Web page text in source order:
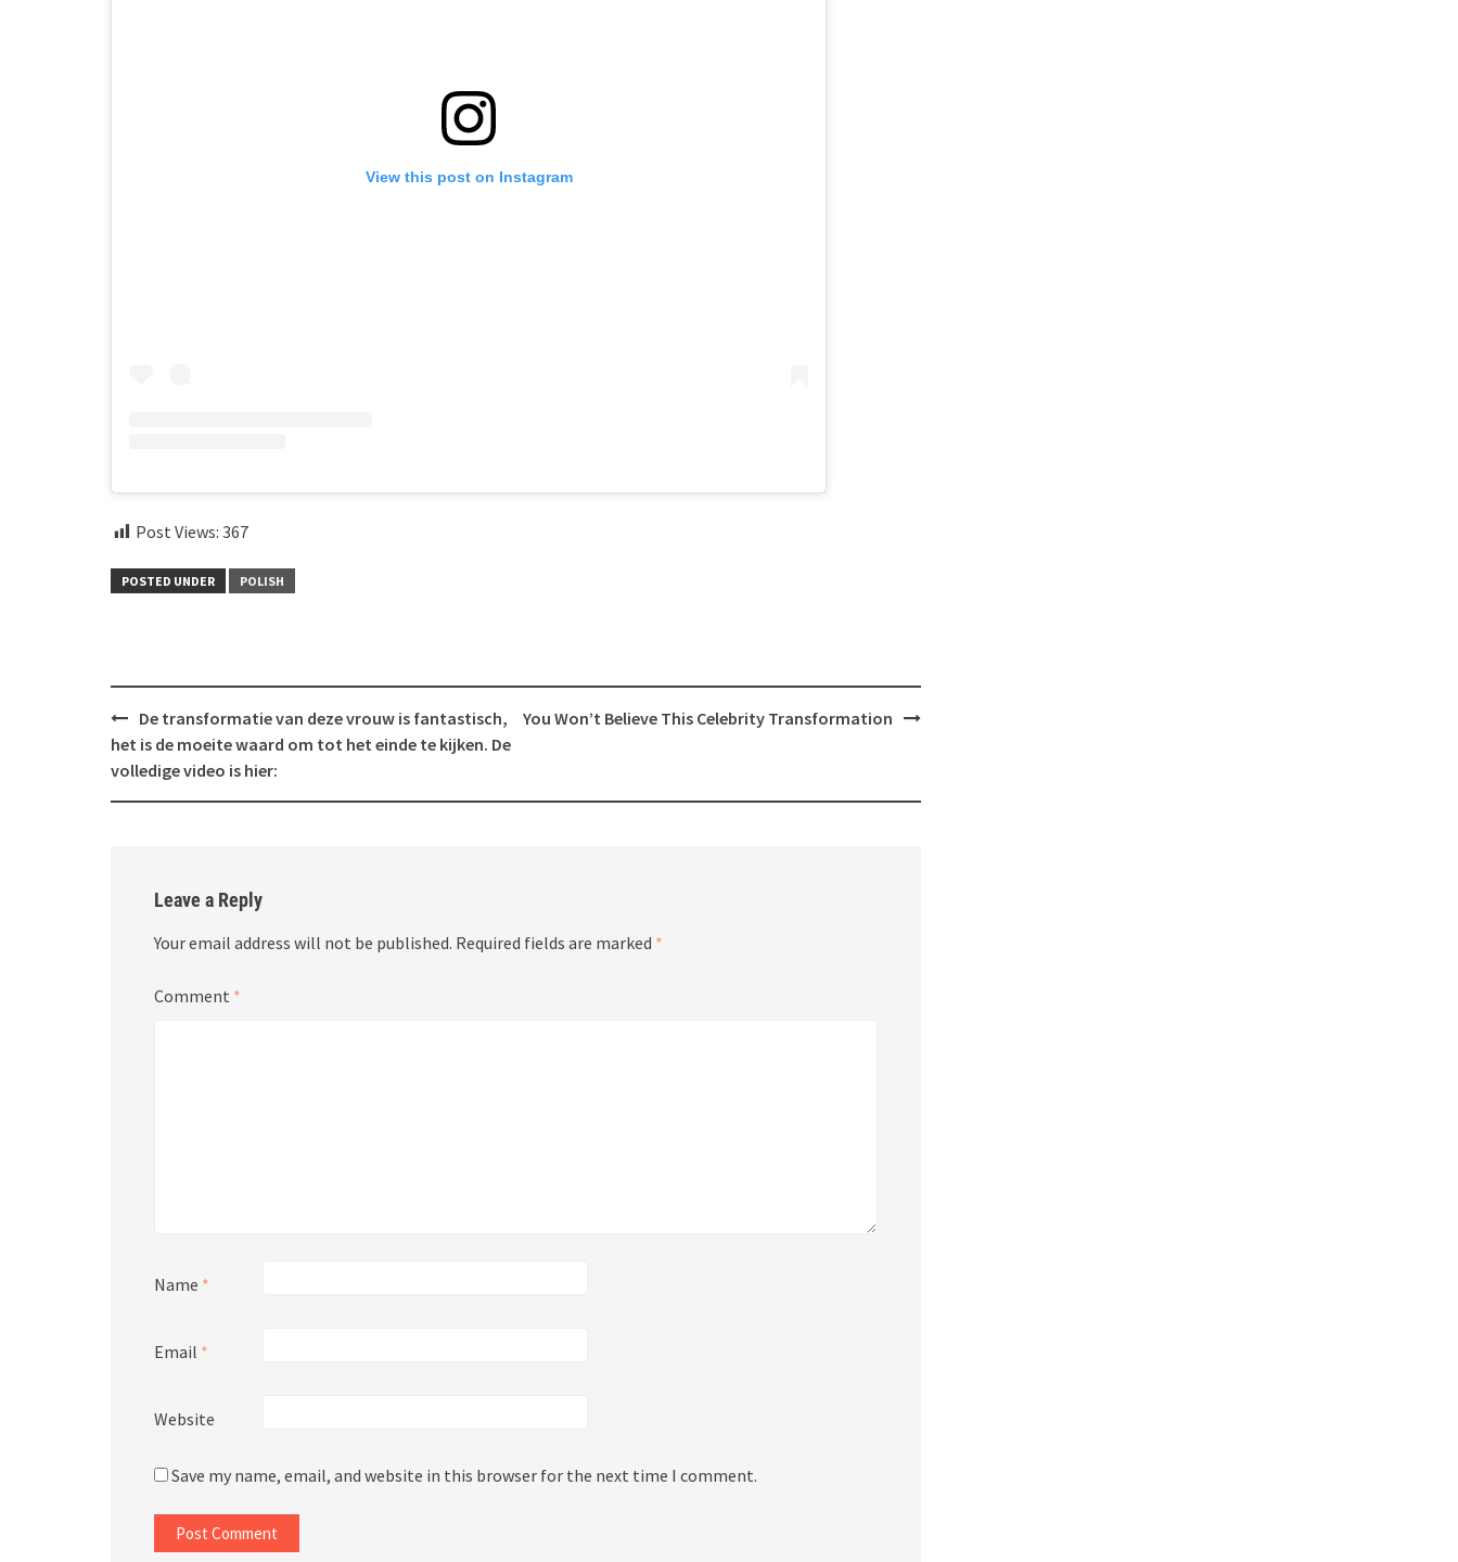
View this post on Instagram
Post Views: 367
POSTED UNDER POLISH
Post
navigation
De transformatie van deze vrouw is fantastisch,
het is de moeite waard om tot het einde te kijken. De
volledige video is hier:
You Won’t Believe This Celebrity Transformation
Leave a Reply
Your email address will not be published. Required fields are marked *
Comment *
Name *
Email *
Website
Save my name, email, and website in this browser for the next time I comment.